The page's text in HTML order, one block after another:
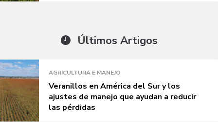
Últimos Artigos
AGRICULTURA E MANEJO
Veranillos en América del Sur y los
ajustes de manejo que ayudan a reducir
las pérdidas